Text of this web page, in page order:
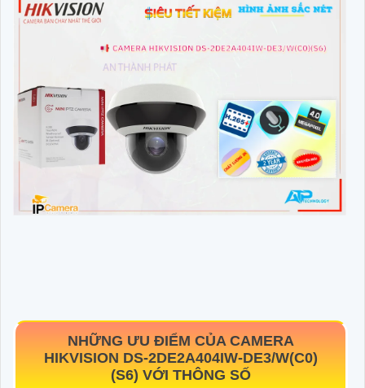
NHỮNG ƯU ĐIỂM CỦA CAMERA
HIKVISION DS-2DE2A404IW-DE3/W(C0)
(S6) VỚI THÔNG SỐ